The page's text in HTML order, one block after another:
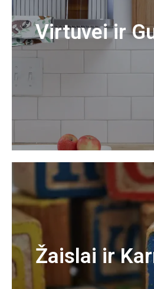
Virtuvei ir
Žaislai ir